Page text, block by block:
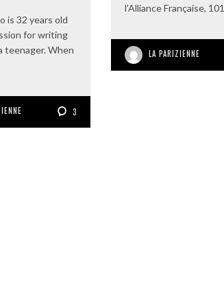
is 32 years old
for writing
teenager. When
3
l’Alliance Française, 101
LA PARIZIENNE